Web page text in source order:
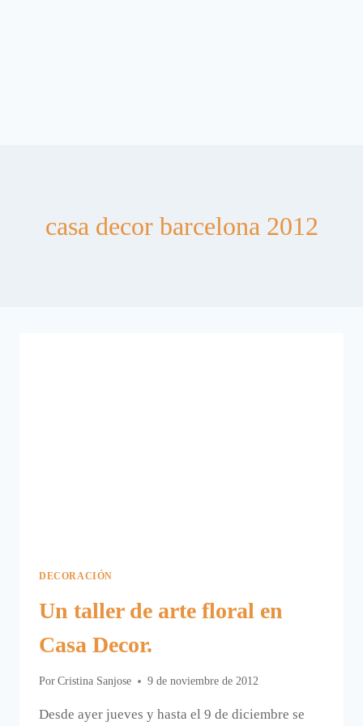
casa decor barcelona 2012
DECORACIÓN
Un taller de arte floral en
Casa Decor.
Por Cristina Sanjose 9 de noviembre de 2012
Desde ayer jueves y hasta el 9 de diciembre se